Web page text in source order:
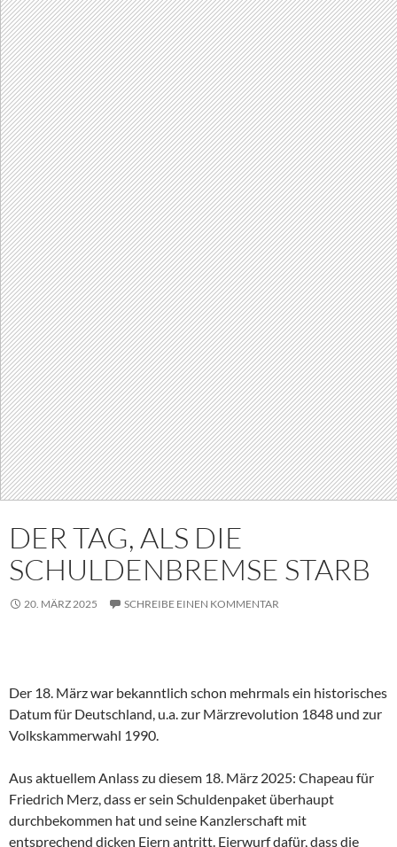
DER TAG, ALS DIE
SCHULDENBREMSE STARB
20. MÄRZ 2025 SCHREIBE EINEN KOMMENTAR
Der 18. März war bekanntlich schon mehrmals ein historisches
Datum für Deutschland, u.a. zur Märzrevolution 1848 und zur
Volkskammerwahl 1990.
Aus aktuellem Anlass zu diesem 18. März 2025: Chapeau für
Friedrich Merz, dass er sein Schuldenpaket überhaupt
durchbekommen hat und seine Kanzlerschaft mit
entsprechend dicken Eiern antritt. Eierwurf dafür, dass die